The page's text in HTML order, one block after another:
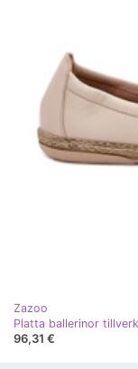
Zazoo
Platta ballerinor
96,31 €